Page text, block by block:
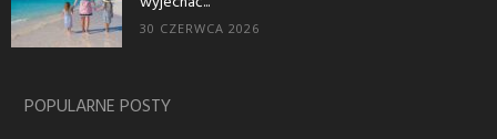
30 CZERWCA 2026
POPULARNE POSTY